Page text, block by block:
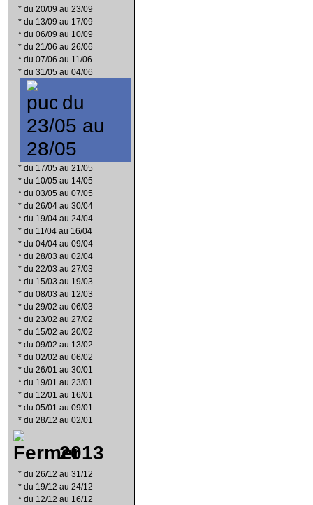
* du 20/09 au 23/09
* du 13/09 au 17/09
* du 06/09 au 10/09
* du 21/06 au 26/06
* du 07/06 au 11/06
* du 31/05 au 04/06
du
23/05 au
28/05
* du 17/05 au 21/05
* du 10/05 au 14/05
* du 03/05 au 07/05
* du 26/04 au 30/04
* du 19/04 au 24/04
* du 11/04 au 16/04
* du 04/04 au 09/04
* du 28/03 au 02/04
* du 22/03 au 27/03
* du 15/03 au 19/03
* du 08/03 au 12/03
* du 29/02 au 06/03
* du 23/02 au 27/02
* du 15/02 au 20/02
* du 09/02 au 13/02
* du 02/02 au 06/02
* du 26/01 au 30/01
* du 19/01 au 23/01
* du 12/01 au 16/01
* du 05/01 au 09/01
* du 28/12 au 02/01
2013
* du 26/12 au 31/12
* du 19/12 au 24/12
* du 12/12 au 16/12